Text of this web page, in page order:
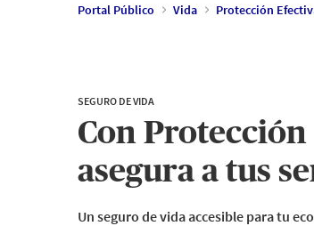
Portal Público Vida Protección
SEGURO DE VIDA
Con
asegura a tus
Un seguro de vida accesible para tu